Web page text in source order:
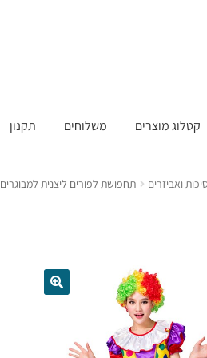
קטלוג מוצרים משלוחים תקנון
ואביזרים תחפושת לפורים ליצנית למבוגרים